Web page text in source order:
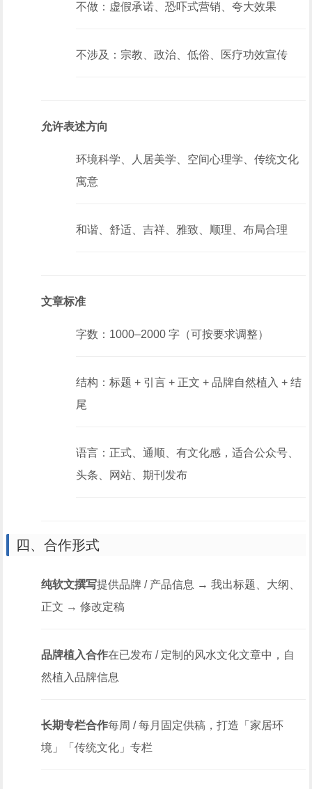
不做：虚假承诺、恐吓式营销、夸大效果
不涉及：宗教、政治、低俗、医疗功效宣传
允许表述方向
环境科学、人居美学、空间心理学、传统文化
寓意
和谐、舒适、吉祥、雅致、顺理、布局合理
文章标准
字数：1000–2000 字（可按要求调整）
结构：标题 + 引言 + 正文 + 品牌自然植入 + 结
尾
语言：正式、通顺、有文化感，适合公众号、
头条、网站、期刊发布
四、合作形式
纯软文撰写提供品牌 / 产品信息 → 我出标题、大纲、
正文 → 修改定稿
品牌植入合作在已发布 / 定制的风水文化文章中，自
然植入品牌信息
长期专栏合作每周 / 每月固定供稿，打造「家居环
境」「传统文化」专栏